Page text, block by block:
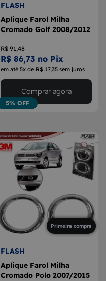
FLASH
Aplique Farol Milha
Cromado Golf 2008/2012
R$ 91,48
R$ 86,73 no Pix
em até 5x de R$ 17,35 sem juros
5% OFF
Comprar agora
Primeira compra
FLASH
Aplique Farol Milha
Cromado Polo 2007/2015